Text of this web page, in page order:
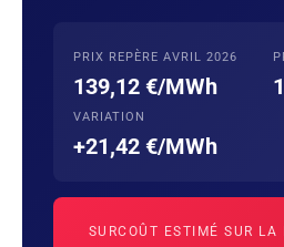
PRIX REPÈRE AVRIL 2026
139,12 €/MWh
VARIATION
+21,42 €/MWh
SURCOÛT ESTIMÉ SUR LA